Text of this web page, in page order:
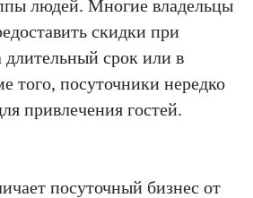
людей. Многие владельцы
скидки при
срок или в
того, посуточники нередко
привлечения гостей.
посуточный бизнес от